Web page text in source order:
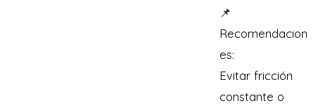
📌
Recomendacion
es:
Evitar fricción
constante o